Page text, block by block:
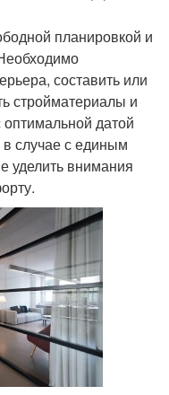
планировкой и
составить или
стройматериалы и
датой
случае с единым
уделить внимания